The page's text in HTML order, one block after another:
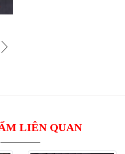
LIÊN QUAN